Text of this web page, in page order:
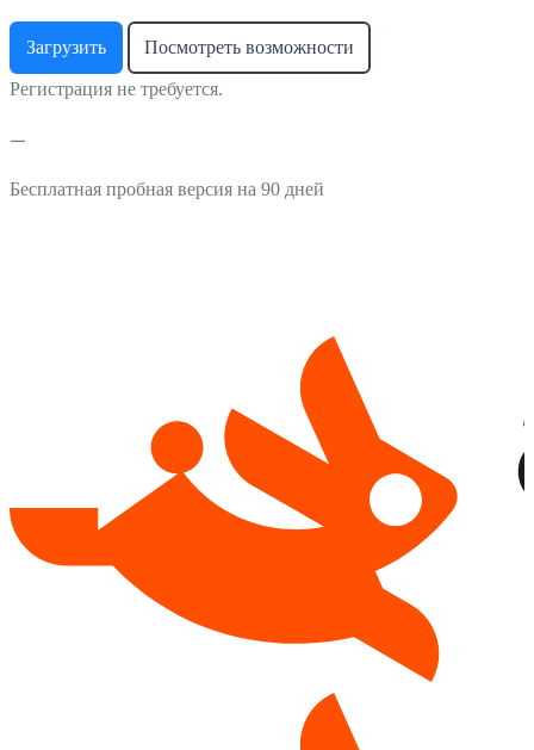
Загрузить Посмотреть возможности
Регистрация не требуется.
Бесплатная пробная версия на 90 дней